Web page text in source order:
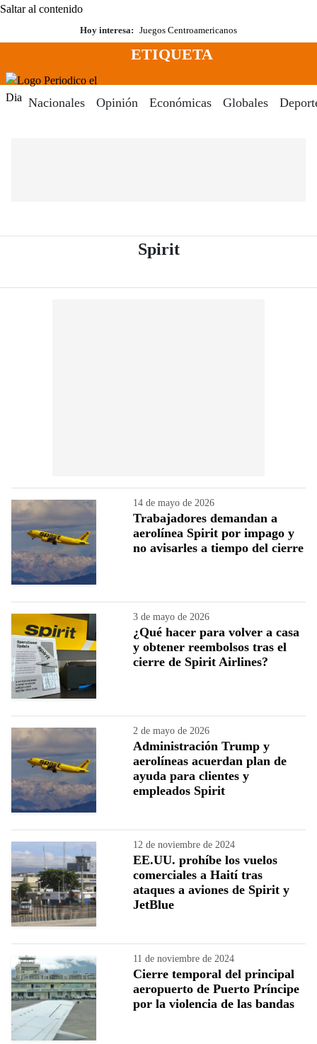
Saltar al contenido
Hoy interesa: Juegos Centroamericanos
Menú
ETIQUETA
Nacionales Opinión Económicas Globales
Spirit- Periódico El Dia
14 de mayo de 2026
Trabajadores demandan a
aerolínea Spirit por impago y
no avisarles a tiempo del cierre
3 de mayo de 2026
¿Qué hacer para volver a casa
y obtener reembolsos tras el
cierre de Spirit Airlines?
2 de mayo de 2026
Administración Trump y
aerolíneas acuerdan plan de
ayuda para clientes y
empleados Spirit
12 de noviembre de 2024
EE.UU. prohíbe los vuelos
comerciales a Haití tras
ataques a aviones de Spirit y
JetBlue
11 de noviembre de 2024
Cierre temporal del principal
aeropuerto de Puerto Príncipe
por la violencia de las bandas